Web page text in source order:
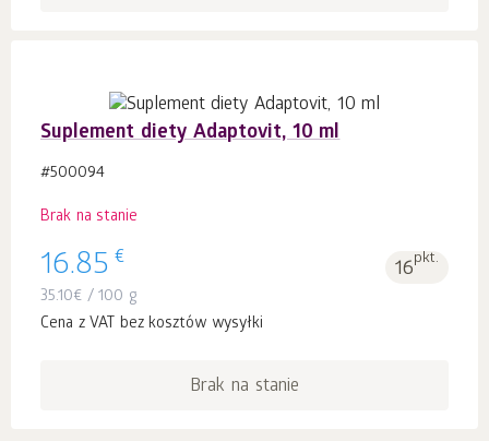
Suplement diety Adaptovit, 10 ml
#500094
Brak na stanie
16.85 € 16pkt.
35.10€ / 100 g
Cena z VAT bez kosztów wysyłki
Brak na stanie